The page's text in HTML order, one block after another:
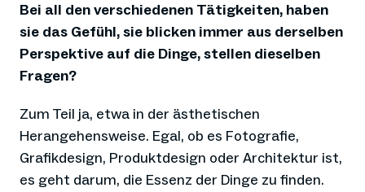
Bei all den verschiedenen Tätigkeiten, haben
sie das Gefühl, sie blicken immer aus derselben
Perspektive auf die Dinge, stellen dieselben
Fragen?
Zum Teil ja, etwa in der ästhetischen
Herangehensweise. Egal, ob es Fotografie,
Grafikdesign, Produktdesign oder Architektur ist,
es geht darum, die Essenz der Dinge zu finden.